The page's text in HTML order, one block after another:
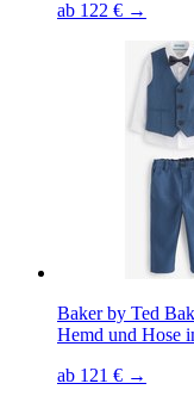
ab 122 € →
Baker by Ted
Hemd und Hose
ab 121 € →